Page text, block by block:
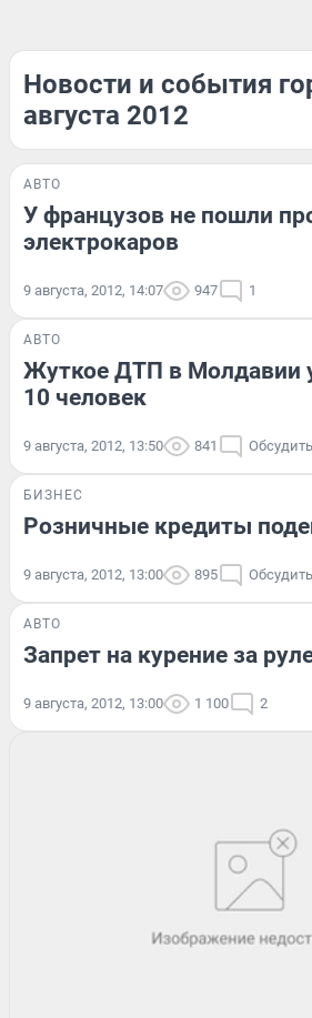
Новости и события
августа 2012
АВТО
У французов не пошли
электрокаров
9 августа, 2012, 14:07 947 1
АВТО
Жуткое ДТП в Молдавии
10 человек
9 августа, 2012, 13:50 841 Обсудить
БИЗНЕС
Розничные кредиты
9 августа, 2012, 13:00 895 Обсудить
АВТО
Запрет на курение за
9 августа, 2012, 13:00 1 100 2